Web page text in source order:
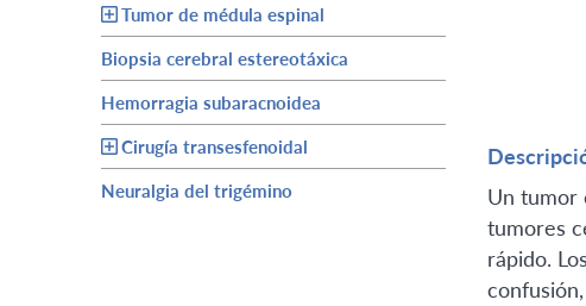
Tumor de médula espinal
Biopsia cerebral estereotáxica
Hemorragia subaracnoidea
Cirugía transesfenoidal
Neuralgia del trigémino
Un tumor
tumores
rápido.